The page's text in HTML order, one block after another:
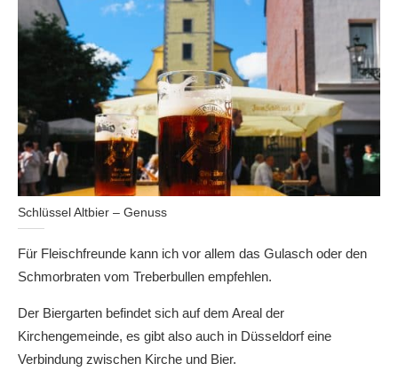
Schlüssel Altbier – Genuss
Für Fleischfreunde kann ich vor allem das Gulasch oder den
Schmorbraten vom Treberbullen empfehlen.
Der Biergarten befindet sich auf dem Areal der
Kirchengemeinde, es gibt also auch in Düsseldorf eine
Verbindung zwischen Kirche und Bier.